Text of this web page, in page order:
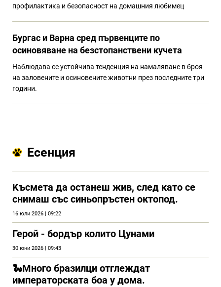
профилактика и безопасност на домашния любимец
Бургас и Варна сред първенците по
осиновяване на безстопанствени кучета
Наблюдава се устойчива тенденция на намаляване в броя
на заловените и осиновените животни през последните три
години.
Есенция
Kъсмета да останеш жив, след като се
снимаш със синьопръстен октопод.
16 юли 2026 | 09:22
Герой - бордър колито Цунами
30 юни 2026 | 09:43
🐍Много бразилци отглеждат
императорската боа у дома.